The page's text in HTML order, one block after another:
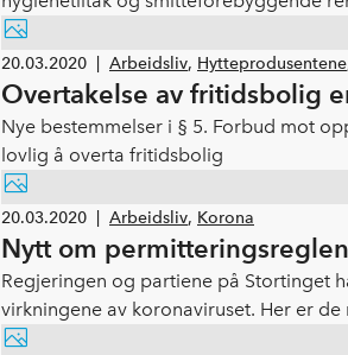
20.03.2020 Arbeidsliv, Hytteprodusentene
Overtakelse av fritidsbolig
Nye bestemmelser i § 5. Forbud mot
lovlig å overta fritidsbolig
20.03.2020 Arbeidsliv, Korona
Nytt om
Regjeringen og partiene på Stortinget
virkningene av koronaviruset. Her er